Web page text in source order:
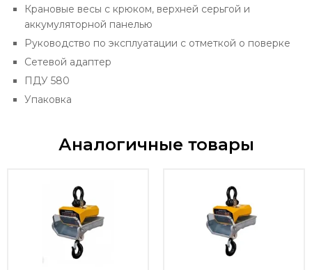
Крановые весы с крюком, верхней серьгой и
аккумуляторной панелью
Руководство по эксплуатации с отметкой о поверке
Сетевой адаптер
ПДУ 580
Упаковка
Аналогичные товары